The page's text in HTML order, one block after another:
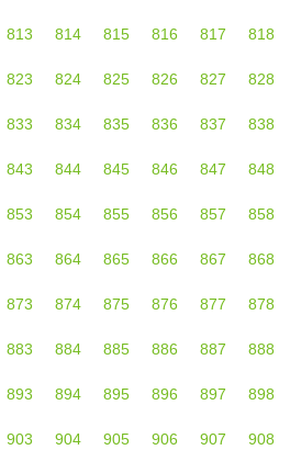
813 814 815 816 817 818
823 824 825 826 827 828
833 834 835 836 837 838
843 844 845 846 847 848
853 854 855 856 857 858
863 864 865 866 867 868
873 874 875 876 877 878
883 884 885 886 887 888
893 894 895 896 897 898
903 904 905 906 907 908